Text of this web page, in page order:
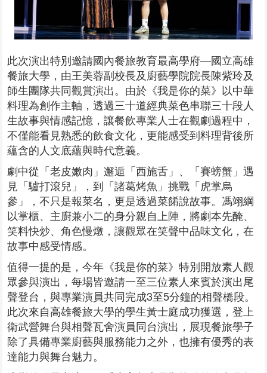
此次演出特別邀請國內餐旅教育最高學府—國立高雄
餐旅大學，由王美蓉副校長及廚藝學院院長陳紫玲及
師生團隊共同觀賞演出。由於《我是你的菜》以中華
料理為創作主軸，透過三十道經典菜色串聯三十段人
生故事與情感記憶，讓餐飲專業人士在觀劇過程中，
不僅能看見熟悉的飲食文化，更能感受到料理背後所
蘊含的人文底蘊與時代意義。
劇中從「老皮嫩肉」邂逅「西施舌」、「賽螃蟹」遇
見「驢打滾兒」，到「諸葛烤魚」挑戰「虎掌烏
參」，不只是報菜名，更是透過菜餚說故事。馮翊綱
以掌櫃、主廚兼小二的身分親自上陣，將劇本先醃、
笑料快炒、角色慢燉，讓觀眾在笑聲中品味文化，在
故事中感受情感。
值得一提的是，今年《我是你的菜》特別開放素人觀
眾參與演出，每場皆邀請一至三位素人來賓於演出尾
聲登台，與專業演員共同完成3至5分鐘的相聲橋段。
此次來自高雄餐旅大學的學生黃士庭成功獲選，登上
衛武營舞台與相聲瓦舍演員同台演出，展現餐旅學子
除了具備專業廚藝與服務能力之外，也擁有優秀的表
達能力與舞台魅力。